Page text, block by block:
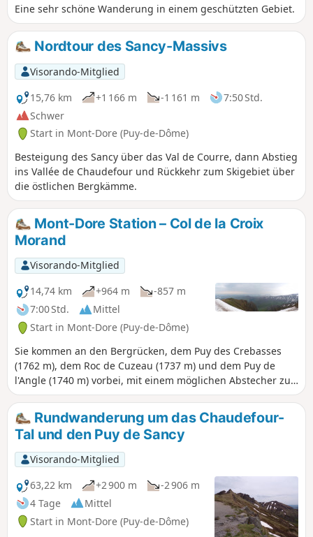
Eine sehr schöne Wanderung in einem geschützten Gebiet.
Nordtour des Sancy-Massivs
Visorando-Mitglied
15,76 km
+1 166 m -1 161 m
7:50 Std.
Schwer
Start in Mont-Dore (Puy-de-Dôme)
Besteigung des Sancy über das Val de Courre, dann Abstieg
ins Vallée de Chaudefour und Rückkehr zum Skigebiet über
die östlichen Bergkämme.
Mont-Dore Station – Col de la Croix
Morand
Visorando-Mitglied
14,74 km
+964 m
-857 m
7:00 Std.
Mittel
Start in Mont-Dore (Puy-de-Dôme)
Sie kommen an den Bergrücken, dem Puy des Crebasses
(1762 m), dem Roc de Cuzeau (1737 m) und dem Puy de
l'Angle (1740 m) vorbei, mit einem möglichen Abstecher zur
Grande Cascade, und das alles mit Blick auf den Ort und
das herrliche Vallée de Chaudefour.
Rundwanderung um das Chaudefour-
Tal und den Puy de Sancy
Visorando-Mitglied
63,22 km
+2 900 m
-2 906 m
4 Tage
Mittel
Start in Mont-Dore (Puy-de-Dôme)